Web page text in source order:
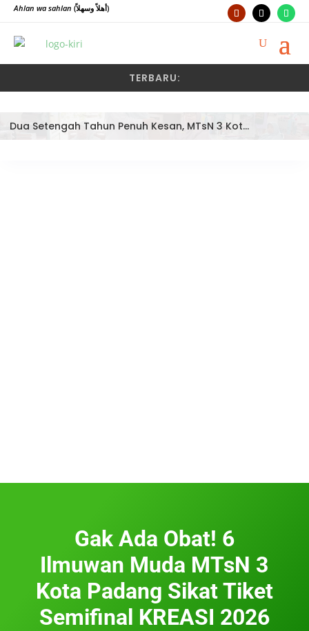
Ahlan wa sahlan (أهلاً وسهلاً)
TERBARU:
Dua Setengah Tahun Penuh Kesan, MTsN 3 Kota Padang Lepas Pengawas Pembina Dra. Nayusminar Nasrun
Gak Ada Obat! 6
Ilmuwan Muda MTsN 3
Kota Padang Sikat Tiket
Semifinal KREASI 2026